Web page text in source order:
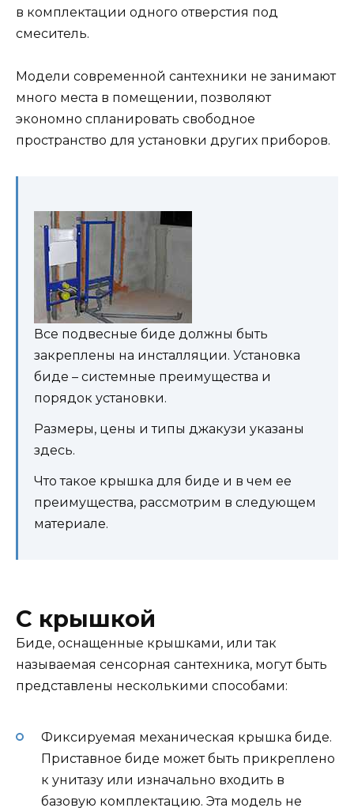
в комплектации одного отверстия под
смеситель.
Модели современной сантехники не занимают
много места в помещении, позволяют
экономно спланировать свободное
пространство для установки других приборов.
Все подвесные биде должны быть
закреплены на инсталляции. Установка
биде – системные преимущества и
порядок установки.
Размеры, цены и типы джакузи указаны
здесь.
Что такое крышка для биде и в чем ее
преимущества, рассмотрим в следующем
материале.
С крышкой
Биде, оснащенные крышками, или так
называемая сенсорная сантехника, могут быть
представлены несколькими способами:
Фиксируемая механическая крышка биде.
Приставное биде может быть прикреплено
к унитазу или изначально входить в
базовую комплектацию. Эта модель не